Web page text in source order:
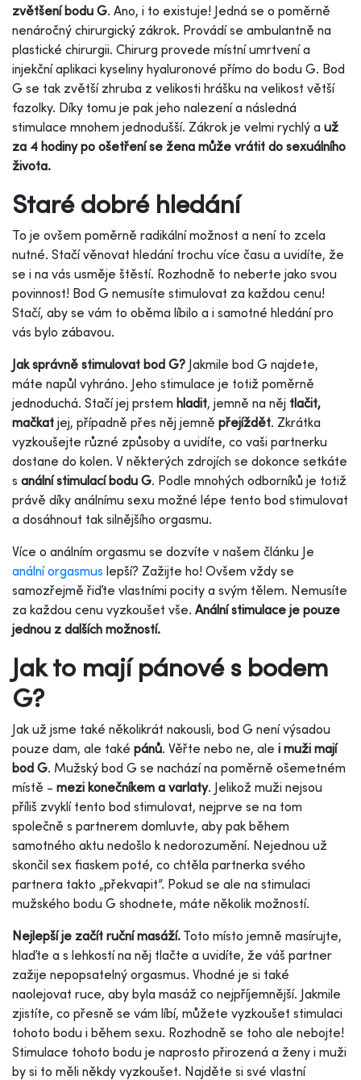
zvětšení bodu G. Ano, i to existuje! Jedná se o poměrně
nenáročný chirurgický zákrok. Provádí se ambulantně na
plastické chirurgii. Chirurg provede místní umrtvení a
injekční aplikaci kyseliny hyaluronové přímo do bodu G. Bod
G se tak zvětší zhruba z velikosti hrášku na velikost větší
fazolky. Díky tomu je pak jeho nalezení a následná
stimulace mnohem jednodušší. Zákrok je velmi rychlý a už
za 4 hodiny po ošetření se žena může vrátit do sexuálního
života.
Staré dobré hledání
To je ovšem poměrně radikální možnost a není to zcela
nutné. Stačí věnovat hledání trochu více času a uvidíte, že
se i na vás usměje štěstí. Rozhodně to neberte jako svou
povinnost! Bod G nemusíte stimulovat za každou cenu!
Stačí, aby se vám to oběma líbilo a i samotné hledání pro
vás bylo zábavou.
Jak správně stimulovat bod G? Jakmile bod G najdete,
máte napůl vyhráno. Jeho stimulace je totiž poměrně
jednoduchá. Stačí jej prstem hladit, jemně na něj tlačit,
mačkat jej, případně přes něj jemně přejíždět. Zkrátka
vyzkoušejte různé způsoby a uvidíte, co vaši partnerku
dostane do kolen. V některých zdrojích se dokonce setkáte
s anální stimulací bodu G. Podle mnohých odborníků je totiž
právě díky análnímu sexu možné lépe tento bod stimulovat
a dosáhnout tak silnějšího orgasmu.
Více o análním orgasmu se dozvíte v našem článku Je
anální orgasmus lepší? Zažijte ho! Ovšem vždy se
samozřejmě řiďte vlastními pocity a svým tělem. Nemusíte
za každou cenu vyzkoušet vše. Anální stimulace je pouze
jednou z dalších možností.
Jak to mají pánové s bodem
G?
Jak už jsme také několikrát nakousli, bod G není výsadou
pouze dam, ale také pánů. Věřte nebo ne, ale i muži mají
bod G. Mužský bod G se nachází na poměrně ošemetném
místě - mezi konečníkem a varlaty. Jelikož muži nejsou
příliš zvyklí tento bod stimulovat, nejprve se na tom
společně s partnerem domluvte, aby pak během
samotného aktu nedošlo k nedorozumění. Nejednou už
skončil sex fiaskem poté, co chtěla partnerka svého
partnera takto „překvapit”. Pokud se ale na stimulaci
mužského bodu G shodnete, máte několik možností.
Nejlepší je začít ruční masáží. Toto místo jemně masírujte,
hlaďte a s lehkostí na něj tlačte a uvidíte, že váš partner
zažije nepopsatelný orgasmus. Vhodné je si také
naolejovat ruce, aby byla masáž co nejpříjemnější. Jakmile
zjistíte, co přesně se vám líbí, můžete vyzkoušet stimulaci
tohoto bodu i během sexu. Rozhodně se toho ale nebojte!
Stimulace tohoto bodu je naprosto přirozená a ženy i muži
by si to měli někdy vyzkoušet. Najděte si své vlastní